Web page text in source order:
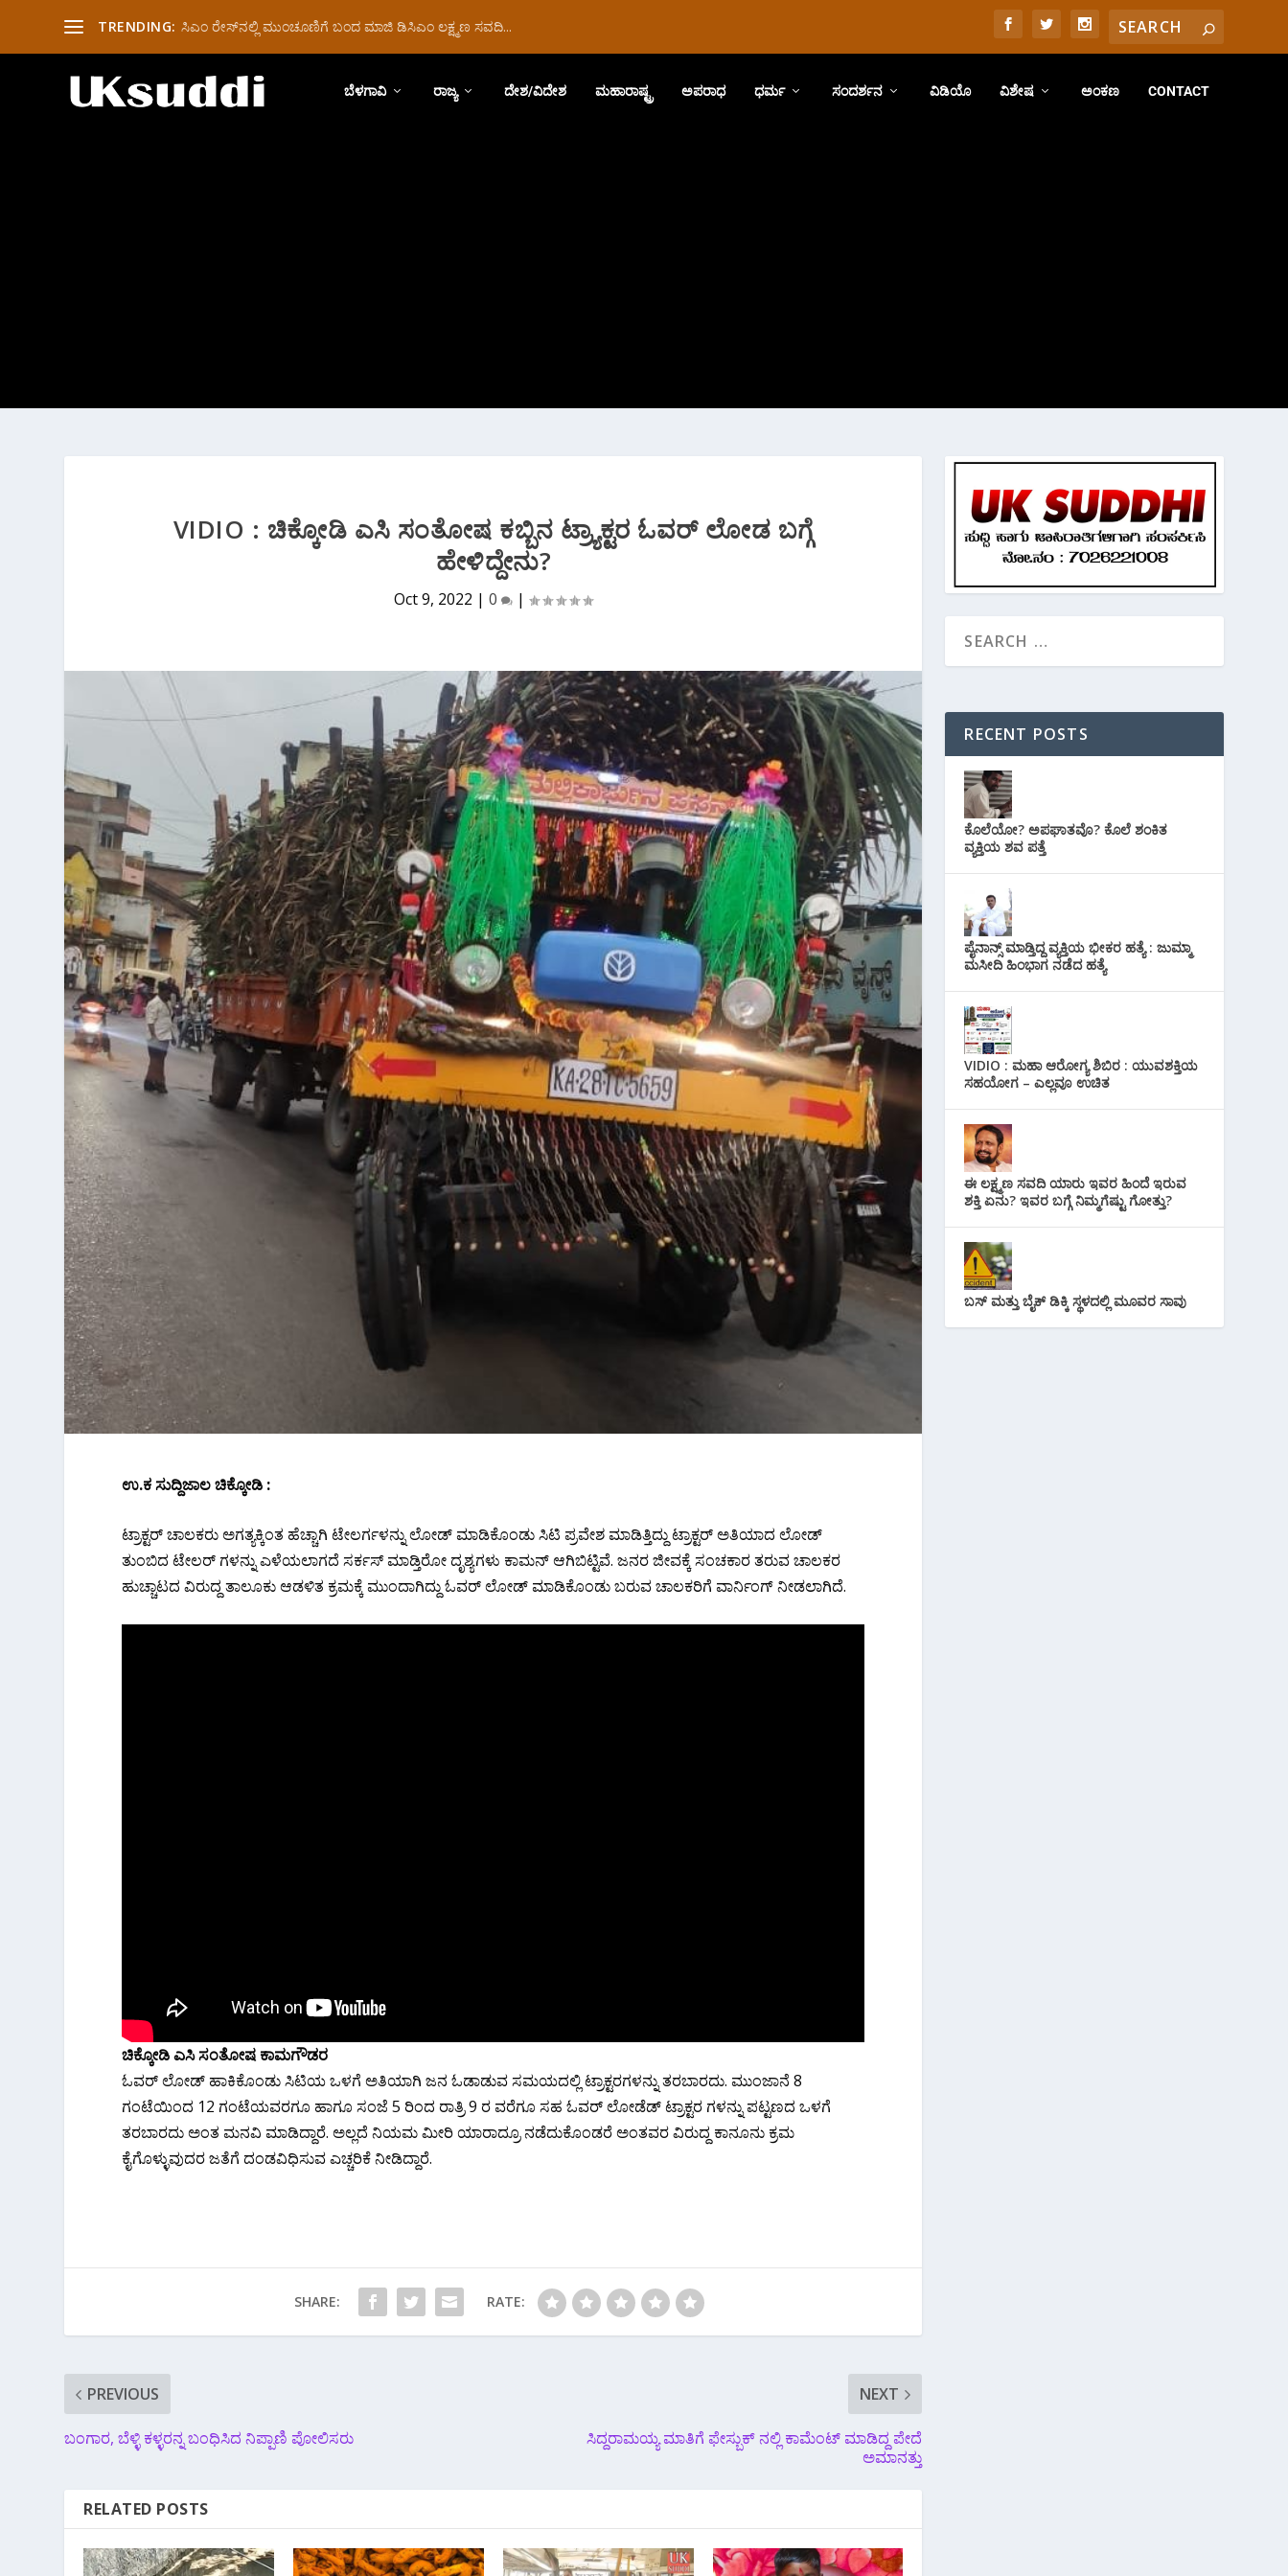
TRENDING: ಸಿಎಂ ರೇಸ್‌ನಲ್ಲಿ ಮುಂಚೂಣಿಗೆ ಬಂದ ಮಾಜಿ ಡಿಸಿಎಂ ಲಕ್ಷ್ಮಣ ಸವದಿ...
ಬೆಳಗಾವಿ ರಾಜ್ಯ ದೇಶ/ವಿದೇಶ ಮಹಾರಾಷ್ಟ್ರ ಅಪರಾಧ ಧರ್ಮ ಸಂದರ್ಶನ ವಿಡಿಯೊ ವಿಶೇಷ ಅಂಕಣ CONTACT
VIDIO : ಚಿಕ್ಕೋಡಿ ಎಸಿ‌ ಸಂತೋಷ ಕಬ್ಬಿನ ಟ್ರ್ಯಾಕ್ಟರ ಓವರ್ ಲೋಡ ಬಗ್ಗೆ
ಹೇಳಿದ್ದೇನು?
Oct 9, 2022 |0 |
ಉ.ಕ ಸುದ್ದಿಜಾಲ ಚಿಕ್ಕೋಡಿ :
ಟ್ರಾಕ್ಟರ್ ಚಾಲಕರು ಅಗತ್ಯಕ್ಕಿಂತ ಹೆಚ್ಚಾಗಿ ಟೇಲರ್ಗಳನ್ನು ಲೋಡ್ ಮಾಡಿಕೊಂಡು ಸಿಟಿ ಪ್ರವೇಶ ಮಾಡಿತ್ತಿದ್ದು ಟ್ರಾಕ್ಟರ್ ಅತಿಯಾದ ಲೋಡ್
ತುಂಬಿದ ಟೇಲರ್ ಗಳನ್ನು ಎಳೆಯಲಾಗದೆ ಸರ್ಕಸ್ ಮಾಡ್ತಿರೋ ದೃಶ್ಯಗಳು ಕಾಮನ್ ಆಗಿಬಿಟ್ಟಿವೆ. ಜನರ ಜೀವಕ್ಕೆ ಸಂಚಕಾರ ತರುವ ಚಾಲಕರ
ಹುಚ್ಚಾಟದ ವಿರುದ್ದ ತಾಲೂಕು ಆಡಳಿತ ಕ್ರಮಕ್ಕೆ ಮುಂದಾಗಿದ್ದು ಓವರ್ ಲೋಡ್ ಮಾಡಿಕೊಂಡು ಬರುವ ಚಾಲಕರಿಗೆ ವಾರ್ನಿಂಗ್ ನೀಡಲಾಗಿದೆ.
ಚಿಕ್ಕೋಡಿ ಎಸಿ ಸಂತೋಷ ಕಾಮಗೌಡರ
ಓವರ್ ಲೋಡ್ ಹಾಕಿಕೊಂಡು ಸಿಟಿಯ ಒಳಗೆ ಅತಿಯಾಗಿ ಜನ ಓಡಾಡುವ ಸಮಯದಲ್ಲಿ ಟ್ರಾಕ್ಟರಗಳನ್ನು ತರಬಾರದು. ಮುಂಜಾನೆ 8
ಗಂಟೆಯಿಂದ 12 ಗಂಟೆಯವರಗೂ ಹಾಗೂ ಸಂಜೆ 5 ರಿಂದ ರಾತ್ರಿ 9 ರ ವರೆಗೂ ಸಹ ಓವರ್ ಲೋಡೆಡ್ ಟ್ರಾಕ್ಟರ ಗಳನ್ನು ಪಟ್ಟಣದ ಒಳಗೆ
ತರಬಾರದು ಅಂತ ಮನವಿ ಮಾಡಿದ್ದಾರೆ. ಅಲ್ಲದೆ ನಿಯಮ ಮೀರಿ ಯಾರಾದ್ರೂ ನಡೆದುಕೊಂಡರೆ ಅಂತವರ ವಿರುದ್ದ ಕಾನೂನು ಕ್ರಮ
ಕೈಗೊಳ್ಳುವುದರ ಜತೆಗೆ ದಂಡವಿಧಿಸುವ ಎಚ್ಚರಿಕೆ ನೀಡಿದ್ದಾರೆ.
SHARE: RATE:
PREVIOUS
ಬಂಗಾರ, ಬೆಳ್ಳಿ ಕಳ್ಳರನ್ನ ಬಂಧಿಸಿದ ನಿಪ್ಪಾಣಿ ಪೋಲಿಸರು
NEXT
ಸಿದ್ದರಾಮಯ್ಯ ಮಾತಿಗೆ ಫೇಸ್ಬುಕ್ ನಲ್ಲಿ ಕಾಮೆಂಟ್ ಮಾಡಿದ್ದ ಪೇದೆ
ಅಮಾನತ್ತು
RELATED POSTS
RECENT POSTS
ಕೊಲೆಯೋ? ಅಪಘಾತವೊ? ಕೊಲೆ ಶಂಕಿತ
ವ್ಯಕ್ತಿಯ ಶವ ಪತ್ತೆ
ಪೈನಾನ್ಸ್ ಮಾಡ್ತಿದ್ದ ವ್ಯಕ್ತಿಯ ಭೀಕರ‌ ಹತ್ಯೆ : ಜುಮ್ಮಾ
ಮಸೀದಿ ಹಿಂಭಾಗ ನಡೆದ ಹತ್ಯೆ
VIDIO : ಮಹಾ ಆರೋಗ್ಯ ಶಿಬಿರ : ಯುವಶಕ್ತಿಯ
ಸಹಯೋಗ – ಎಲ್ಲವೂ ಉಚಿತ
ಈ ಲಕ್ಷ್ಮಣ ಸವದಿ ಯಾರು ಇವರ ಹಿಂದೆ ಇರುವ
ಶಕ್ತಿ ಏನು? ಇವರ ಬಗ್ಗೆ ನಿಮ್ಮಗೆಷ್ಟು ಗೋತ್ತು?
ಬಸ್ ಮತ್ತು ಬೈಕ್ ಡಿಕ್ಕಿ ಸ್ಥಳದಲ್ಲಿ ಮೂವರ ಸಾವು